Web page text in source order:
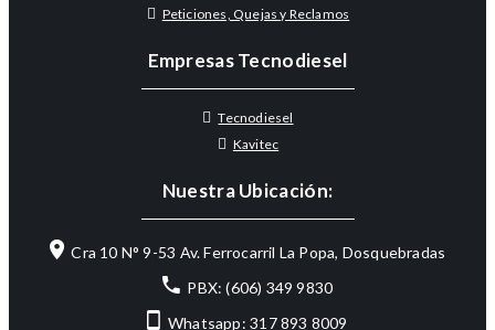
Peticiones, Quejas y Reclamos
Empresas Tecnodiesel
Tecnodiesel
Kavitec
Nuestra Ubicación:
Cra 10 N° 9-53 Av. Ferrocarril La Popa, Dosquebradas
PBX: (606) 349 9830
Whatsapp: 317 893 8009